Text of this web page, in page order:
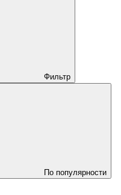
Фильтр
По популярности